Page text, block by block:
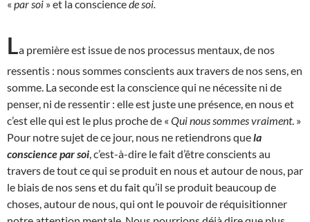
« par soi » et la consciencede soi.
La première est issue de nos processus mentaux, de nos
ressentis : nous sommes conscients aux travers de nos sens, en
somme. La seconde est la conscience qui ne nécessite ni de
penser, ni de ressentir : elle est juste une présence, en nous et
c’est elle qui est le plus proche de « Qui nous sommes vraiment. »
Pour notre sujet de ce jour, nous ne retiendrons quela
conscience par soi , c’est-à-dire le fait d’être conscients au
travers de tout ce qui se produit en nous et autour de nous, par
le biais de nos sens et du fait qu’il se produit beaucoup de
choses, autour de nous, qui ont le pouvoir de réquisitionner